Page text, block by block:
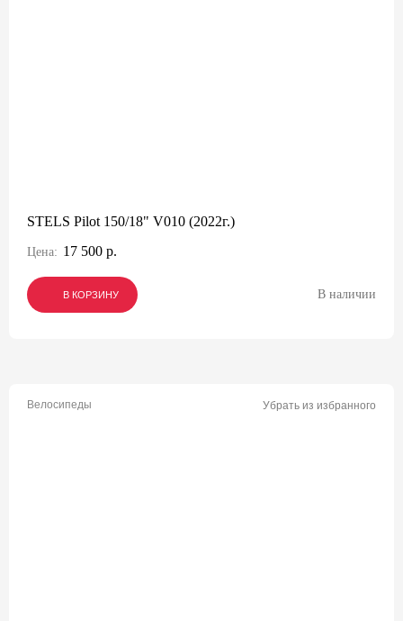
STELS Pilot 150/18" V010 (2022г.)
Цена: 17 500 р.
В КОРЗИНУ
В КОРЗИНУ
В КОРЗИНУ В наличии
Велосипеды Убрать из избранного